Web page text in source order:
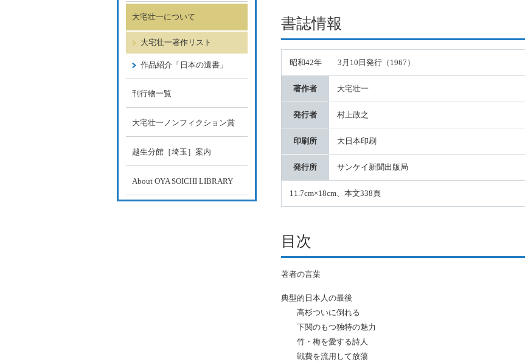
書誌情報
昭和42年 3月10日発行（1967）
著作者 大宅壮一
発行者 村上政之
印刷所 大日本印刷
発行所 サンケイ新聞出版局
11.7cm×18cm、本文338頁
目次
著者の言葉
典型的日本人の最後
高杉ついに倒れる
下関のもつ独特の魅力
竹・梅を愛する詩人
戦費を流用して放蕩
大宅壮一について
大宅壮一著作リスト
作品紹介「日本の遺書」
刊行物一覧
大宅壮一ノンフィクション賞
越生分館［埼玉］案内
About OYA SOICHI LIBRARY